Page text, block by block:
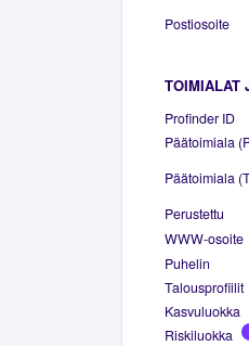
Postiosoite
TOIMIALAT
Profinder ID
Päätoimiala
Päätoimiala
Perustettu
WWW-osoite
Puhelin
Talousprofiilit
Kasvuluokka
Riskiluokka